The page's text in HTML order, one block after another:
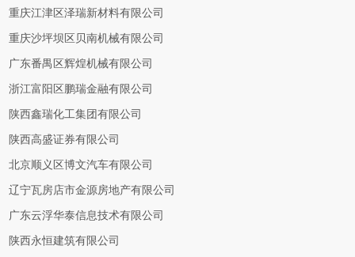
重庆江津区泽瑞新材料有限公司
重庆沙坪坝区贝南机械有限公司
广东番禺区辉煌机械有限公司
浙江富阳区鹏瑞金融有限公司
陕西鑫瑞化工集团有限公司
陕西高盛证券有限公司
北京顺义区博文汽车有限公司
辽宁瓦房店市金源房地产有限公司
广东云浮华泰信息技术有限公司
陕西永恒建筑有限公司